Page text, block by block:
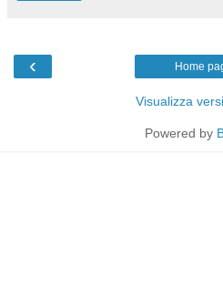
‹ Home
Visualizza
Powered by